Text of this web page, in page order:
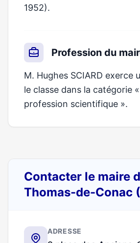
1952).
Profession du
M. Hughes SCIARD exerce
le classe dans la catégorie
profession scientifique ».
Contacter le maire
Thomas-de-Conac
ADRESSE